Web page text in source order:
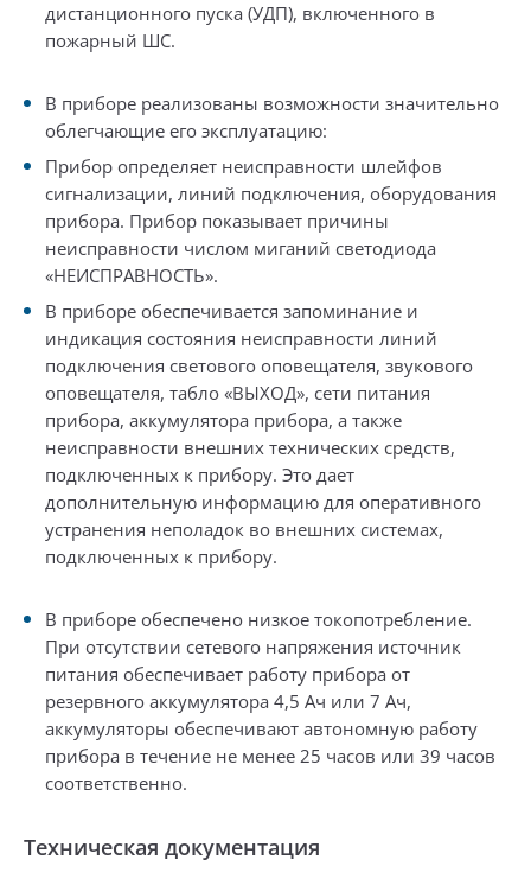
дистанционного пуска (УДП), включенного в
пожарный ШС.
В приборе реализованы возможности значительно
облегчающие его эксплуатацию:
Прибор определяет неисправности шлейфов
сигнализации, линий подключения, оборудования
прибора. Прибор показывает причины
неисправности числом миганий светодиода
«НЕИСПРАВНОСТЬ».
В приборе обеспечивается запоминание и
индикация состояния неисправности линий
подключения светового оповещателя, звукового
оповещателя, табло «ВЫХОД», сети питания
прибора, аккумулятора прибора, а также
неисправности внешних технических средств,
подключенных к прибору. Это дает
дополнительную информацию для оперативного
устранения неполадок во внешних системах,
подключенных к прибору.
В приборе обеспечено низкое токопотребление.
При отсутствии сетевого напряжения источник
питания обеспечивает работу прибора от
резервного аккумулятора 4,5 Ач или 7 Ач,
аккумуляторы обеспечивают автономную работу
прибора в течение не менее 25 часов или 39 часов
соответственно.
Техническая документация